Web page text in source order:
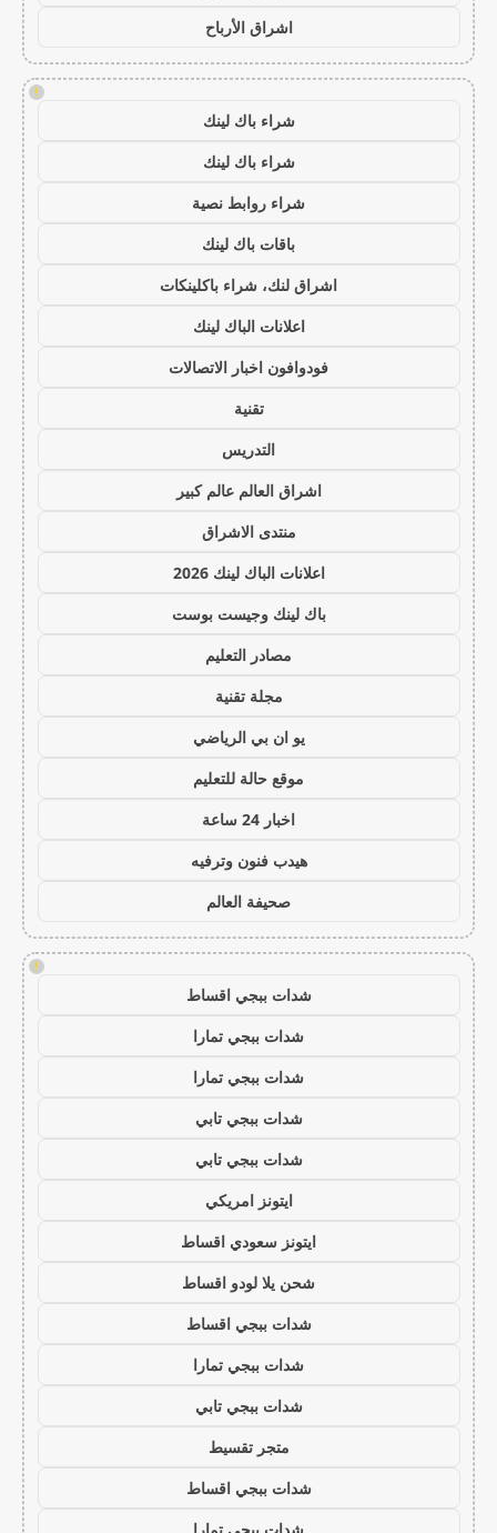
اشراق الأرباح
!
شراء باك لينك
شراء باك لينك
شراء روابط نصية
باقات باك لينك
اشراق لنك، شراء باكلينكات
اعلانات الباك لينك
فودوافون اخبار الاتصالات
تقنية
التدريس
اشراق العالم عالم كبير
منتدى الاشراق
اعلانات الباك لينك 2026
باك لينك وجيست بوست
مصادر التعليم
مجلة تقنية
يو ان بي الرياضي
موقع حالة للتعليم
اخبار 24 ساعة
هيدب فنون وترفيه
صحيفة العالم
!
شدات ببجي اقساط
شدات ببجي تمارا
شدات ببجي تمارا
شدات ببجي تابي
شدات ببجي تابي
ايتونز امريكي
ايتونز سعودي اقساط
شحن يلا لودو اقساط
شدات ببجي اقساط
شدات ببجي تمارا
شدات ببجي تابي
متجر تقسيط
شدات ببجي اقساط